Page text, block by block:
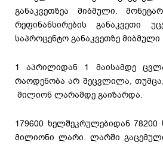
განაკვეთზეა მიბმული.
რეფინანსირების
საპროცენტო განაკვეთზე
1 აპრილიდან 1 მაისამდე
რაოდენობა არ შეცვლილა,
მილიონ ლარამდე გაიზარდა.
179600 ხელშეკრულებიდან
მილიონი ლარი. ლარში